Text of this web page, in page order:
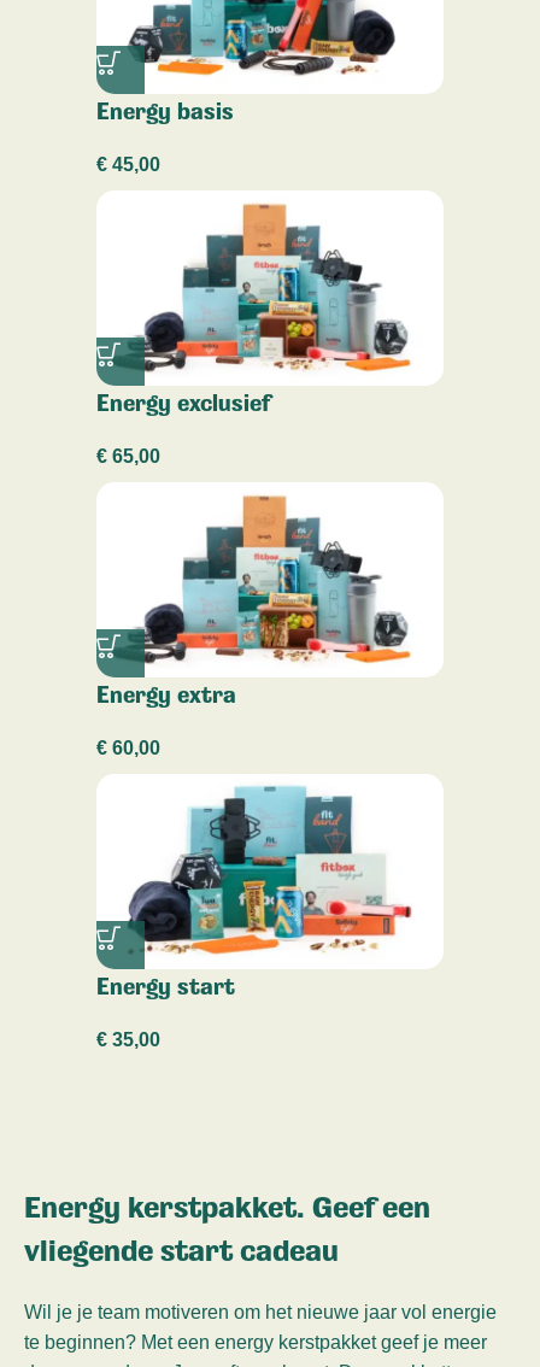
Energy basis
€ 45,00
Energy exclusief
€ 65,00
Energy extra
€ 60,00
Energy start
€ 35,00
Energy kerstpakket. Geef een
vliegende start cadeau
Wil je je team motiveren om het nieuwe jaar vol energie
te beginnen? Met een energy kerstpakket geef je meer